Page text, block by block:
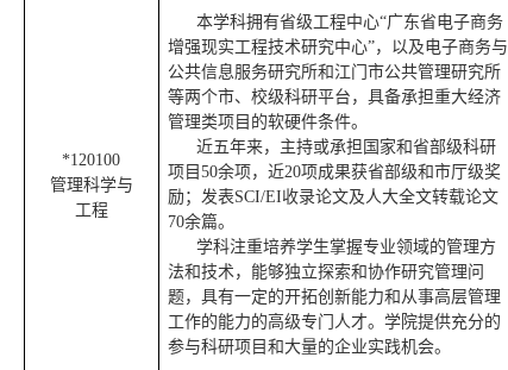
*120100
管理科学与
工程
本学科拥有省级工程中心“广东省电子商务
增强现实工程技术研究中心”，以及电子商务与
公共信息服务研究所和江门市公共管理研究所
等两个市、校级科研平台，具备承担重大经济
管理类项目的软硬件条件。
近五年来，主持或承担国家和省部级科研
项目50余项，近20项成果获省部级和市厅级奖
励； 发表SCI/EI收录论文及人大全文转载论文
70余篇。
学科注重培养学生掌握专业领域的管理方
法和技术，能够独立探索和协作研究管理问
题，具有一定的开拓创新能力和从事高层管理
工作的能力的高级专门人才。学院提供充分的
参与科研项目和大量的企业实践机会。